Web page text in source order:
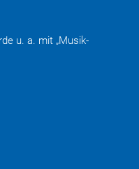
u. a. mit „Musik-